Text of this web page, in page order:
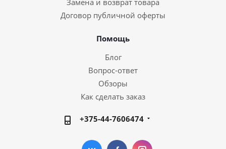
Замена и возврат товара
Договор публичной оферты
Помощь
Блог
Вопрос-ответ
Обзоры
Как сделать заказ
+375-44-7606474